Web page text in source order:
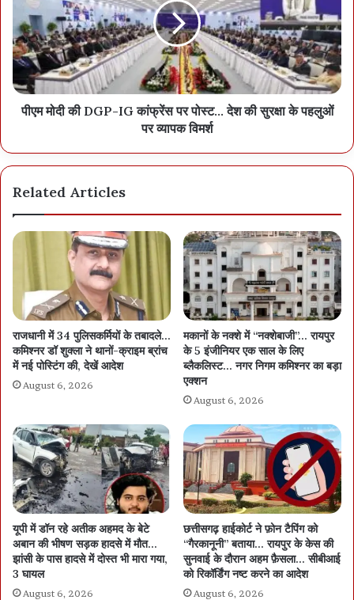
पीएम मोदी की DGP-IG कांफ्रेंस पर पोस्ट… देश की सुरक्षा के पहलुओं
पर व्यापक विमर्श
Related Articles
राजधानी में 34 पुलिसकर्मियों के तबादले…
कमिश्नर डॉ शुक्ला ने थानों-क्राइम ब्रांच
में नई पोस्टिंग की, देखें आदेश
August 6, 2026
मकानों के नक्शे में “नक्शेबाजी”… रायपुर
के 5 इंजीनियर एक साल के लिए
ब्लैकलिस्ट… नगर निगम कमिश्नर का बड़ा
एक्शन
August 6, 2026
यूपी में डॉन रहे अतीक अहमद के बेटे
अबान की भीषण सड़क हादसे में मौत…
झांसी के पास हादसे में दोस्त भी मारा गया,
3 घायल
August 6, 2026
छत्तीसगढ़ हाईकोर्ट ने फ़ोन टैपिंग को
“गैरकानूनी” बताया… रायपुर के केस की
सुनवाई के दौरान अहम फ़ैसला… सीबीआई
को रिकॉर्डिंग नष्ट करने का आदेश
August 6, 2026